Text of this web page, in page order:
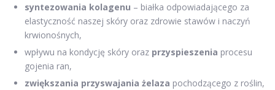
syntezowania kolagenu – białka odpowiadającego za
elastyczność naszej skóry oraz zdrowie stawów i naczyń
krwionośnych,
wpływu na kondycję skóry oraz przyspieszenia procesu
gojenia ran,
zwiększania przyswajania żelaza pochodzącego z roślin,